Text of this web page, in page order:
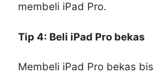
membeli iPad Pro.
Tip 4: Beli iPad Pro bekas
Membeli iPad Pro bekas